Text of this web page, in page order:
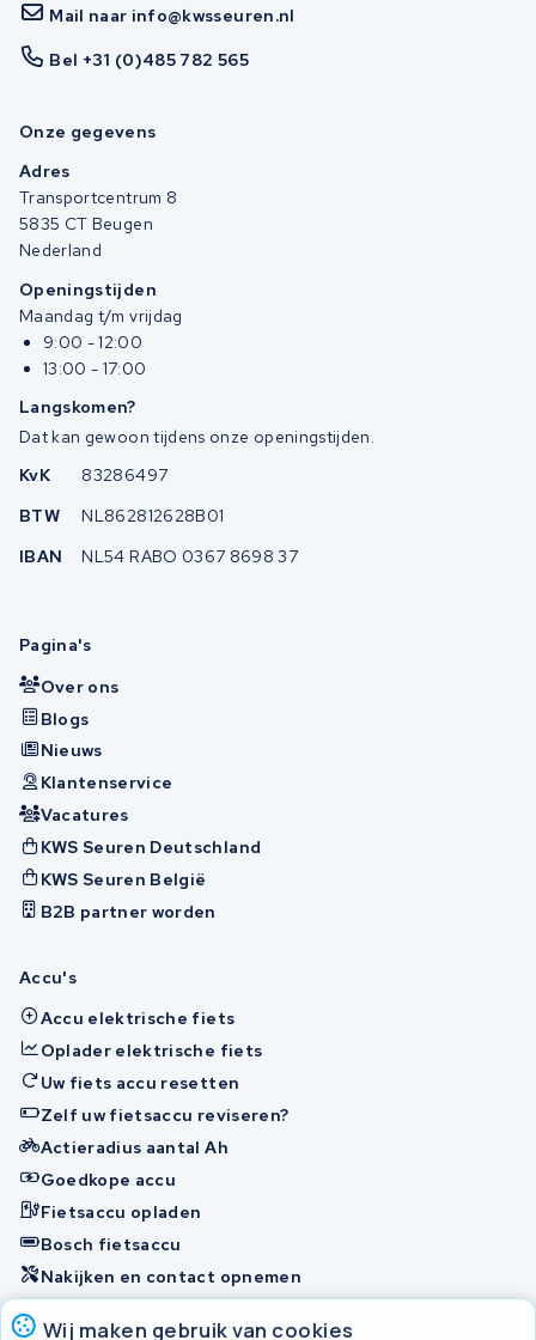
Wij maken gebruik van cookies
Mail naar info@kwsseuren.nl
Bel +31 (0)485 782 565
Onze gegevens
Adres
Transportcentrum 8
5835 CT Beugen
Nederland
Openingstijden
Maandag t/m vrijdag
9:00 - 12:00
13:00 - 17:00
Langskomen?
Dat kan gewoon tijdens onze openingstijden.
KvK
83286497
BTW
NL862812628B01
IBAN
NL54 RABO 0367 8698 37
Pagina's
Over ons
Blogs
Nieuws
Klantenservice
Vacatures
KWS Seuren Deutschland
KWS Seuren België
B2B partner worden
Accu's
Accu elektrische fiets
Oplader elektrische fiets
Uw fiets accu resetten
Zelf uw fietsaccu reviseren?
Actieradius aantal Ah
Goedkope accu
Fietsaccu opladen
Bosch fietsaccu
Nakijken en contact opnemen